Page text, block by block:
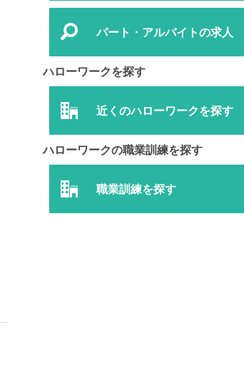
パート・アルバイトの求人
ハローワークを探す
近くのハローワークを探す
ハローワークの職業訓練を探す
職業訓練を探す